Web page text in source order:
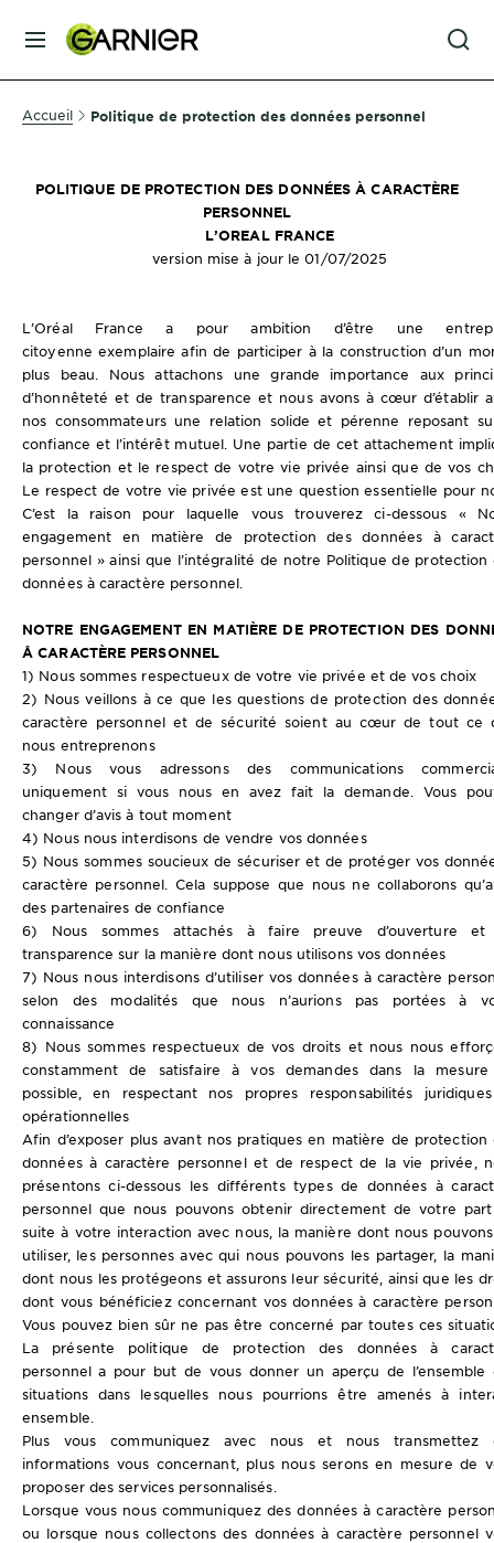
MENU
SOINS
COLORATION
SOLAIRE
SERVICES
&
DIAGNOSTICS
NOS
ENGAGEMENTS
Explorer
Au coeur
de
l'ingrédient
Garnier x
Gisele
Bündchen
Notre
magazine
Accueil Politique de protection des données personnel
POLITIQUE DE PROTECTION DES DONNÉES À CARACTÈRE
PERSONNEL
L’OREAL FRANCE
version mise à jour le 01/07/2025
L’Oréal France a pour ambition d’être une
citoyenne exemplaire afin de participer à la construction d’un
plus beau. Nous attachons une grande importance aux
d’honnêteté et de transparence et nous avons à cœur d’établir
nos consommateurs une relation solide et pérenne reposant
confiance et l’intérêt mutuel. Une partie de cet attachement
la protection et le respect de votre vie privée ainsi que de vos
Le respect de votre vie privée est une question essentielle pour
C’est la raison pour laquelle vous trouverez ci-dessous «
engagement en matière de protection des données à
personnel » ainsi que l’intégralité de notre Politique de protection
données à caractère personnel.
NOTRE ENGAGEMENT EN MATIÈRE DE PROTECTION DES
Å CARACTÈRE PERSONNEL
1) Nous sommes respectueux de votre vie privée et de vos choix
2) Nous veillons à ce que les questions de protection des
caractère personnel et de sécurité soient au cœur de tout ce
nous entreprenons
3) Nous vous adressons des communications
uniquement si vous nous en avez fait la demande. Vous
changer d’avis à tout moment
4) Nous nous interdisons de vendre vos données
5) Nous sommes soucieux de sécuriser et de protéger vos
caractère personnel. Cela suppose que nous ne collaborons
des partenaires de confiance
6) Nous sommes attachés à faire preuve d’ouverture
transparence sur la manière dont nous utilisons vos données
7) Nous nous interdisons d’utiliser vos données à caractère
selon des modalités que nous n’aurions pas portées à
connaissance
8) Nous sommes respectueux de vos droits et nous nous
constamment de satisfaire à vos demandes dans la
possible, en respectant nos propres responsabilités
opérationnelles
Afin d’exposer plus avant nos pratiques en matière de protection
données à caractère personnel et de respect de la vie privée,
présentons ci-dessous les différents types de données à
personnel que nous pouvons obtenir directement de votre
suite à votre interaction avec nous, la manière dont nous
utiliser, les personnes avec qui nous pouvons les partager, la
dont nous les protégeons et assurons leur sécurité, ainsi que les
dont vous bénéficiez concernant vos données à caractère
Vous pouvez bien sûr ne pas être concerné par toutes ces
La présente politique de protection des données à
personnel a pour but de vous donner un aperçu de l’ensemble
situations dans lesquelles nous pourrions être amenés à
ensemble.
Plus vous communiquez avec nous et nous transmettez
informations vous concernant, plus nous serons en mesure de
proposer des services personnalisés.
Lorsque vous nous communiquez des données à caractère
ou lorsque nous collectons des données à caractère personnel